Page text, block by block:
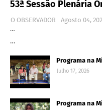
53ª Sessão Plenária
O OBSERVADOR
Agosto 04,
…
…
Programa na
Julho 17, 2026
Programa na